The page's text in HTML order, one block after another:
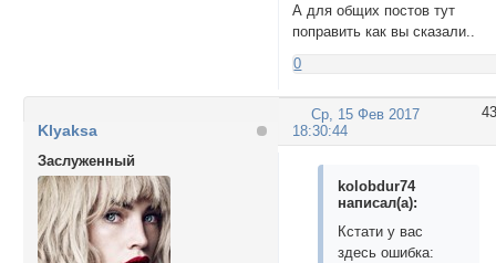
А для общих постов тут
поправить как вы сказали..
0
43
Ср, 15 Фев 2017
18:30:44
Klyaksa
Заслуженный
kolobdur74
написал(а):
Кстати у вас
здесь ошибка: